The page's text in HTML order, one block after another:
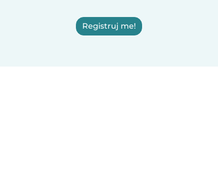
Registruj me!